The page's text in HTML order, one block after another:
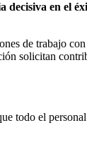
en el
de trabajo
solicitan
todo el